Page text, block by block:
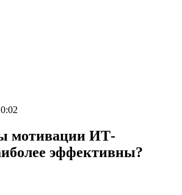
мотивации ИТ-
эффективны?